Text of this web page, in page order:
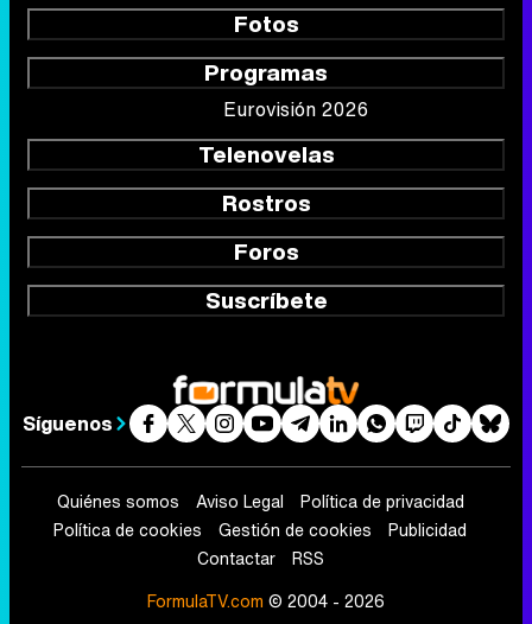
Fotos
Programas
Eurovisión 2026
Telenovelas
Rostros
Foros
Suscríbete
Síguenos
Quiénes somos Aviso Legal
Política de privacidad
Política de cookies
Gestión de cookies
Publicidad
Contactar
RSS
FormulaTV.com © 2004 - 2026